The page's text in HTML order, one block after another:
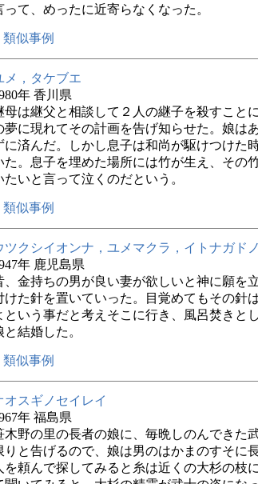
って、めったに近寄らなくなった。
類似事例
メ，タケブエ
年 香川県
母は継父と相談して２人の継子を殺すこと
夢に現れてその計画を告げ知らせた。娘は
に済んだ。しかし息子は和尚が駆けつけた
た。息子を埋めた場所には竹が生え、その
たいと言って泣くのだという。
類似事例
ツクシイオンナ，ユメマクラ，イトナガドノ
年 鹿児島県
、金持ちの男が良い妻が欲しいと神に願を
けた針を置いていった。目覚めてもその針
という事だと考えそこに行き、風呂焚きと
と結婚した。
類似事例
オスギノセイレイ
年 福島県
木野の里の長者の娘に、毎晩しのんできた
りと告げるので、娘は男のはかまのすそに
を頼んで探してみると糸は近くの大杉の枝